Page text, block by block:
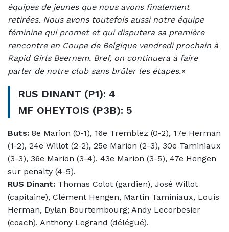
équipes de jeunes que nous avons finalement
retirées. Nous avons toutefois aussi notre équipe
féminine qui promet et qui disputera sa première
rencontre en Coupe de Belgique vendredi prochain à
Rapid Girls Beernem. Bref, on continuera à faire
parler de notre club sans brûler les étapes.»
RUS DINANT (P1): 4
MF OHEYTOIS (P3B): 5
Buts: 8e Marion (0-1), 16e Tremblez (0-2), 17e Herman
(1-2), 24e Willot (2-2), 25e Marion (2-3), 30e Taminiaux
(3-3), 36e Marion (3-4), 43e Marion (3-5), 47e Hengen
sur penalty (4-5).
RUS Dinant: Thomas Colot (gardien), José Willot
(capitaine), Clément Hengen, Martin Taminiaux, Louis
Herman, Dylan Bourtembourg; Andy Lecorbesier
(coach), Anthony Legrand (délégué).